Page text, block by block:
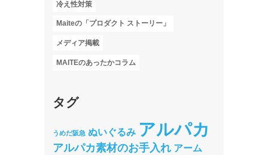
冷え性対策
Maiteの「プロダクト ストーリー」
メディア掲載
MAITEのあったかコラム
タグ
うめだ阪急 ぬいぐるみ アルパカ
アルパカ素材のお手入れ アーム